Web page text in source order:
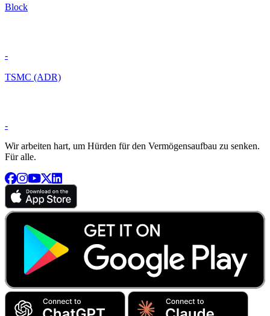
Block
-
TSMC (ADR)
-
Wir arbeiten hart, um Hürden für den Vermögensaufbau zu senken.
Für alle.